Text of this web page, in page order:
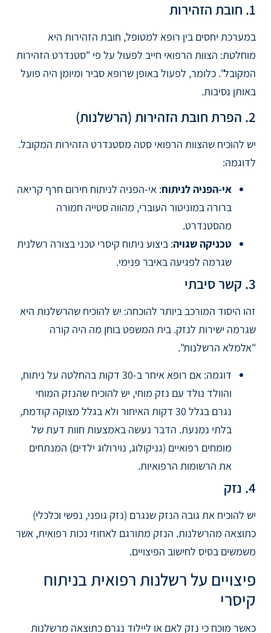
1. חובת הזהירות
במערכת יחסים בין רופא למטופל, חובת הזהירות היא
מוחלטת: הצוות הרפואי חייב לפעול על פי "סטנדרט הזהירות
המקובל". כלומר, לפעול באופן שרופא סביר ומיומן היה פועל
באותן נסיבות.
2. הפרת חובת הזהירות (הרשלנות)
יש להוכיח שהצוות הרפואי סטה מסטנדרט הזהירות המקובל.
לדוגמה:
אי-הפניה לניתוח: אי-הפניה לניתוח חירום חרף קריאה
ברורה במוניטור העוברי, מהווה סטייה חמורה
מהסטנדרט.
טכניקה שגויה: ביצוע ניתוח קיסרי טכני בצורה רשלנית
שגרמה לפגיעה באיבר פנימי.
3. קשר סיבתי
זהו היסוד המורכב ביותר להוכחה: יש להוכיח שהרשלנות היא
שגרמה ישירות לנזק. בית המשפט בוחן מה היה קורה
"אלמלא הרשלנות".
דוגמה: אם רופא איחר ב-30 דקות בהחלטה על ניתוח,
והוולד נולד עם נזק מוחי, יש להוכיח שהנזק המוחי
נגרם בגלל 30 דקות האיחור ולא בגלל מצוקה קודמת,
בלתי נמנעת. הדבר נעשה באמצעות חוות דעת של
מומחים רפואיים (גניקולוג, נוירולוג ילדים) המנתחים
את הרשומות הרפואיות.
4. נזק
יש להוכיח את גובה הנזק שנגרם (נזק גופני, נפשי וכלכלי)
כתוצאה מהרשלנות. הנזק מתורגם לאחוזי נכות רפואית, אשר
משמשים בסיס לחישוב הפיצויים.
פיצויים על רשלנות רפואית בניתוח
קיסרי
כאשר מוכח כי נזק לאם או ליילוד נגרם כתוצאה מרשלנות